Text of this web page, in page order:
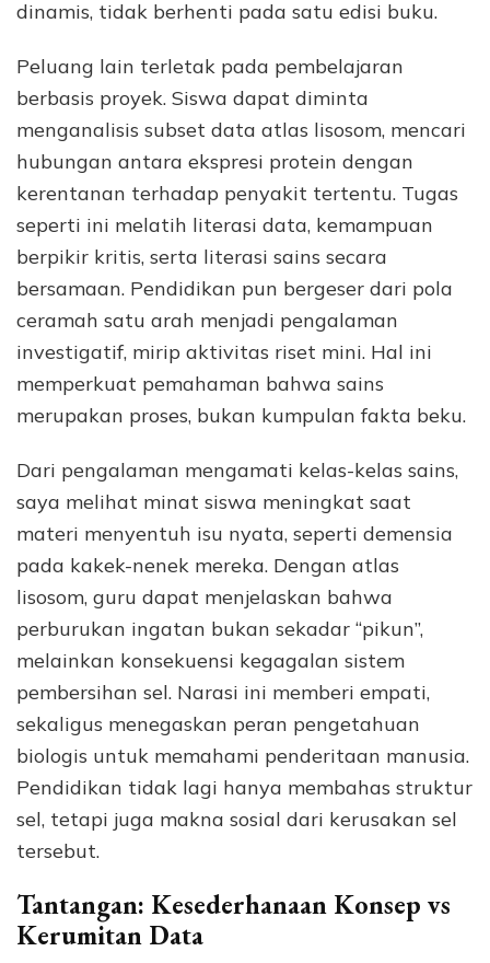
dinamis, tidak berhenti pada satu edisi buku.
Peluang lain terletak pada pembelajaran
berbasis proyek. Siswa dapat diminta
menganalisis subset data atlas lisosom, mencari
hubungan antara ekspresi protein dengan
kerentanan terhadap penyakit tertentu. Tugas
seperti ini melatih literasi data, kemampuan
berpikir kritis, serta literasi sains secara
bersamaan. Pendidikan pun bergeser dari pola
ceramah satu arah menjadi pengalaman
investigatif, mirip aktivitas riset mini. Hal ini
memperkuat pemahaman bahwa sains
merupakan proses, bukan kumpulan fakta beku.
Dari pengalaman mengamati kelas-kelas sains,
saya melihat minat siswa meningkat saat
materi menyentuh isu nyata, seperti demensia
pada kakek-nenek mereka. Dengan atlas
lisosom, guru dapat menjelaskan bahwa
perburukan ingatan bukan sekadar “pikun”,
melainkan konsekuensi kegagalan sistem
pembersihan sel. Narasi ini memberi empati,
sekaligus menegaskan peran pengetahuan
biologis untuk memahami penderitaan manusia.
Pendidikan tidak lagi hanya membahas struktur
sel, tetapi juga makna sosial dari kerusakan sel
tersebut.
Tantangan: Kesederhanaan Konsep vs
Kerumitan Data